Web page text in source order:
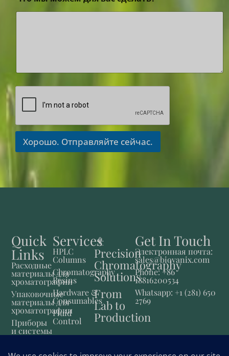
Хорошо. Отправляйте сейчас.
Precision
Chromatography
Solutions
From
Lab to
Production
Services
HPLC
Columns
Chromatography
Resins
Hardware &
Consumables
Fluid
Control
Quick
Links
Расходные
материалы для
хроматографии
Упаковочные
материалы для
хроматографии
Приборы
и системы
решения
Get In Touch
Электронная почта:
sales@biovanix.com
Phone: +86
18816200534
Whatsapp: +1 (281) 650
2769